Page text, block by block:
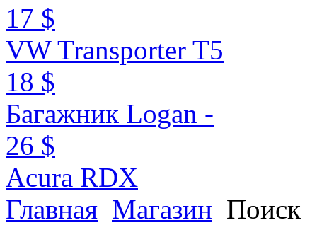
17 $
VW Transporter T5
18 $
Багажник Logan -
26 $
Acura RDX
Главная Магазин Поиск